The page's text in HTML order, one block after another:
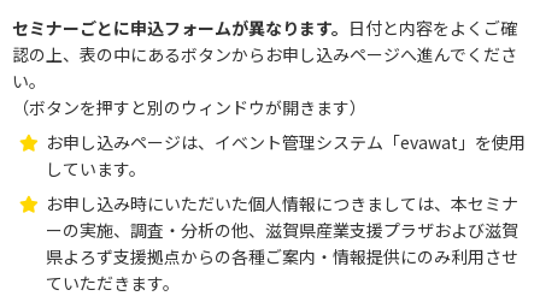
セミナーごとに申込フォームが異なります。 日付と内容をよくご確
認の上、表の中にあるボタンからお申し込みページへ進んでくださ
い。
（ボタンを押すと別のウィンドウが開きます）
お申し込みページは、イベント管理システム「evawat」を使用
しています。
お申し込み時にいただいた個人情報につきましては、本セミナ
ーの実施、調査・分析の他、滋賀県産業支援プラザおよび滋賀
県よろず支援拠点からの各種ご案内・情報提供にのみ利用させ
ていただきます。